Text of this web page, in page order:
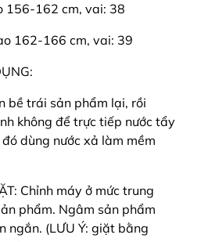
156-162 cm, vai: 38
162-166 cm, vai: 39
bề trái sản phẩm lại, rồi
không để trực tiếp nước tẩy
dùng nước xả làm mềm
Chỉnh máy ở mức trung
phẩm. Ngâm sản phẩm
ngắn. (LƯU Ý: giặt bằng